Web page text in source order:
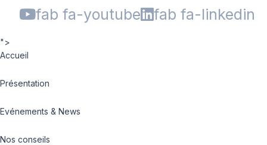
fab fa-youtube
fab fa-linkedin
">
Accueil
Présentation
Evénements & News
Nos conseils